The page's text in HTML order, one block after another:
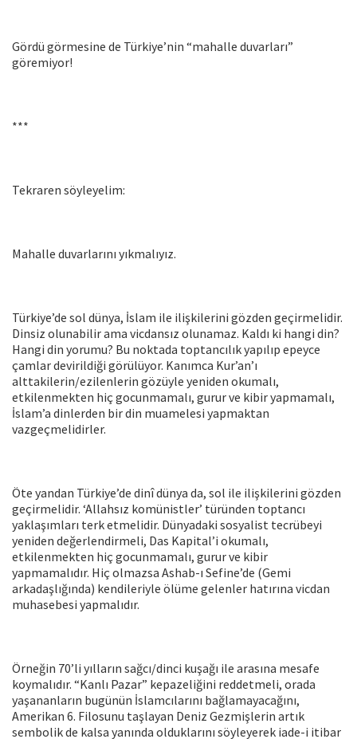
Gördü görmesine de Türkiye’nin “mahalle duvarları”
göremiyor!
***
Tekraren söyleyelim:
Mahalle duvarlarını yıkmalıyız.
Türkiye’de sol dünya, İslam ile ilişkilerini gözden geçirmelidir.
Dinsiz olunabilir ama vicdansız olunamaz. Kaldı ki hangi din?
Hangi din yorumu? Bu noktada toptancılık yapılıp epeyce
çamlar devirildiği görülüyor. Kanımca Kur’an’ı
alttakilerin/ezilenlerin gözüyle yeniden okumalı,
etkilenmekten hiç gocunmamalı, gurur ve kibir yapmamalı,
İslam’a dinlerden bir din muamelesi yapmaktan
vazgeçmelidirler.
Öte yandan Türkiye’de dinî dünya da, sol ile ilişkilerini gözden
geçirmelidir. ‘Allahsız komünistler’ türünden toptancı
yaklaşımları terk etmelidir. Dünyadaki sosyalist tecrübeyi
yeniden değerlendirmeli, Das Kapital’i okumalı,
etkilenmekten hiç gocunmamalı, gurur ve kibir
yapmamalıdır. Hiç olmazsa Ashab-ı Sefine’de (Gemi
arkadaşlığında) kendileriyle ölüme gelenler hatırına vicdan
muhasebesi yapmalıdır.
Örneğin 70’li yılların sağcı/dinci kuşağı ile arasına mesafe
koymalıdır. “Kanlı Pazar” kepazeliğini reddetmeli, orada
yaşananların bugünün İslamcılarını bağlamayacağını,
Amerikan 6. Filosunu taşlayan Deniz Gezmişlerin artık
sembolik de kalsa yanında olduklarını söyleyerek iade-i itibar